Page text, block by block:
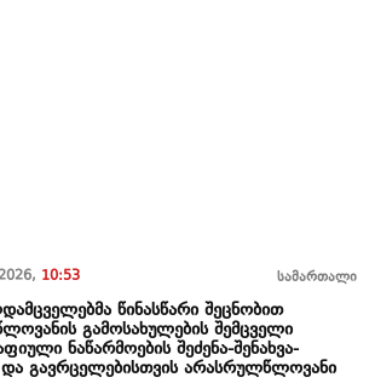
10:53 სამართალი
წინასწარი შეცნობით
გამოსახულების შემცველი
ნაწარმოების შეძენა-შენახვა-
გავრცელებისთვის არასრულწლოვანი